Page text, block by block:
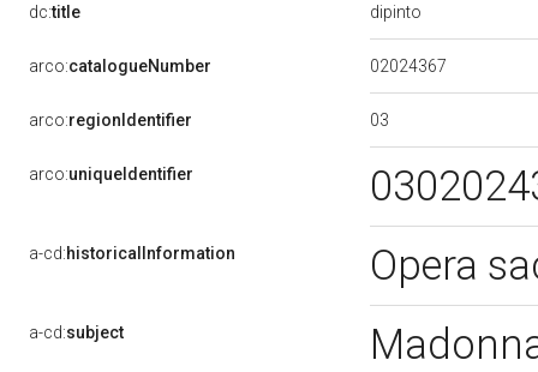
dc:title dipinto
arco:catalogueNumber 02024367
arco:regionIdentifier 03
arco:uniqueIdentifier
a-cd:historicalInformation Opera
a-cd:subject